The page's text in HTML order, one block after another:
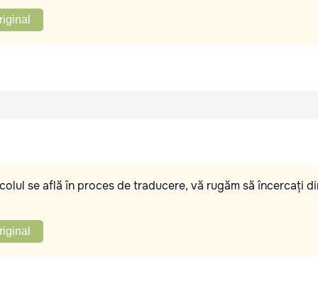
se află în proces de traducere, vă rugăm să încercați